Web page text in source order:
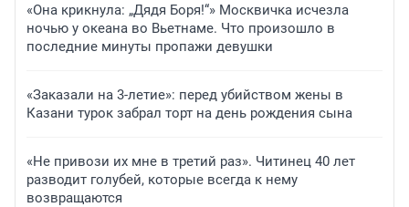
«Она крикнула: „Дядя Боря!“» Москвичка исчезла
ночью у океана во Вьетнаме. Что произошло в
последние минуты пропажи девушки
«Заказали на 3-летие»: перед убийством жены в
Казани турок забрал торт на день рождения сына
«Не привози их мне в третий раз». Читинец 40 лет
разводит голубей, которые всегда к нему
возвращаются